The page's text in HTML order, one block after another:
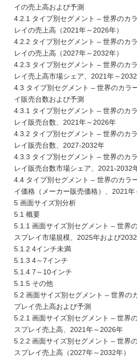
イの売上高および予測
4.2.1 タイプ別セグメント – 世界のカ
レイの売上高（2021年～2026年）
4.2.2 タイプ別セグメント – 世界のカ
レイの売上高（2027年～2032年）
4.2.3 タイプ別セグメント – 世界のカ
レイ売上高市場シェア、2021年～
4.3 タイプ別セグメント – 世界のカラ
イ販売台数および予測
4.3.1 タイプ別セグメント – 世界のカ
レイ販売台数、2021年～2026年
4.3.2 タイプ別セグメント – 世界のカ
レイ販売台数、2027-2032年
4.3.3 タイプ別セグメント – 世界のカ
レイ販売台数市場シェア、2021-2032
4.4 タイプ別セグメント – 世界のカラ
イ価格（メーカー販売価格）、2021
5 画面サイズ別分析
5.1 概要
5.1.1 画面サイズ別セグメント – 世界
スプレイ市場規模、2025年および
5.1.2 4インチ未満
5.1.3 4～7インチ
5.1.4 7～10インチ
5.1.5 その他
5.2 画面サイズ別セグメント – 世界の
プレイ売上高および予測
5.2.1 画面サイズ別セグメント – 世界
スプレイ売上高、2021年～2026年
5.2.2 画面サイズ別セグメント – 世界
スプレイ売上高（2027年～2032年）